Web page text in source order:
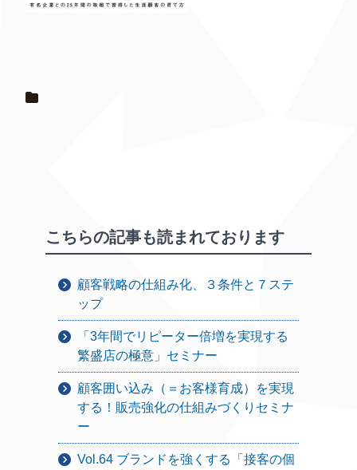
こちらの記事も読まれております
顧客戦略の仕組み化、３条件と７ステ
ップ
「3年間でリピーター倍増を実現する
繁盛店の極意」セミナー
顧客囲い込み（＝お客様育成）を実現
する！販売強化の仕組みづくりセミナ
ー
Vol.64 ブランドを強くする「接客の個